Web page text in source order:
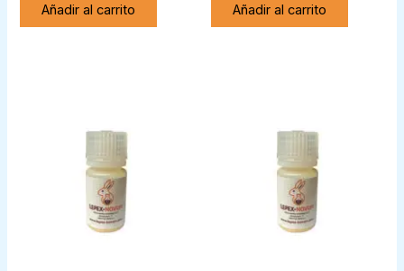
Añadir al carrito Añadir al carrito